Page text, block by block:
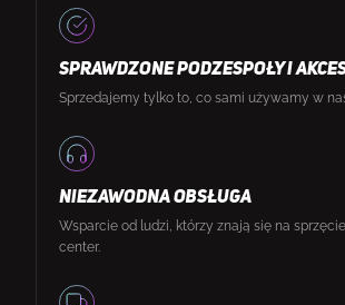
SPRAWDZONE PODZESPOŁY I
Sprzedajemy tylko to, co sami używamy w
NIEZAWODNA OBSŁUGA
Wsparcie od ludzi, którzy znają się na
center.